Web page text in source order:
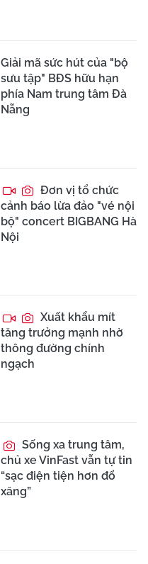
Giải mã sức hút của "bộ
sưu tập" BĐS hữu hạn
phía Nam trung tâm Đà
Nẵng
Đơn vị tổ chức
cảnh báo lừa đảo "vé nội
bộ" concert BIGBANG Hà
Nội
Xuất khẩu mít
tăng trưởng mạnh nhờ
thông đường chính
ngạch
Sống xa trung tâm,
chủ xe VinFast vẫn tự tin
“sạc điện tiện hơn đổ
xăng”